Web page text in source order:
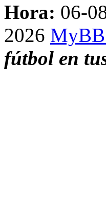
Hora: 06-
2026
fútbol en